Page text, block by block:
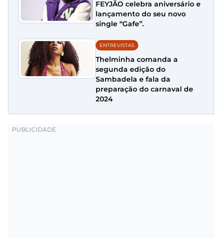
FEYJÃO celebra aniversário e
lançamento do seu novo
single “Gafe”.
ENTREVISTAS
Thelminha comanda a
segunda edição do
Sambadela e fala da
preparação do carnaval de
2024